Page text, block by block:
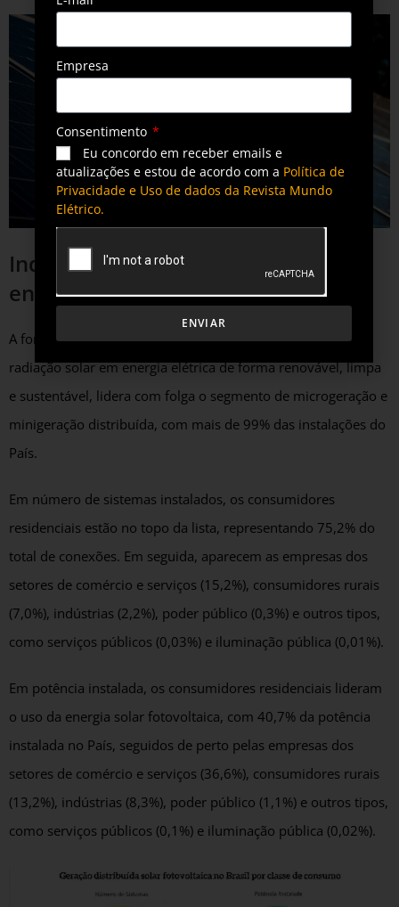
Indicadores da geração própria de
energia solar
A fonte solar fotovoltaica, baseada na conversão direta da
radiação solar em energia elétrica de forma renovável, limpa
e sustentável, lidera com folga o segmento de microgeração e
minigeração distribuída, com mais de 99% das instalações do
País.
Em número de sistemas instalados, os consumidores
residenciais estão no topo da lista, representando 75,2% do
total de conexões. Em seguida, aparecem as empresas dos
setores de comércio e serviços (15,2%), consumidores rurais
(7,0%), indústrias (2,2%), poder público (0,3%) e outros tipos,
como serviços públicos (0,03%) e iluminação pública (0,01%).
Em potência instalada, os consumidores residenciais lideram
o uso da energia solar fotovoltaica, com 40,7% da potência
instalada no País, seguidos de perto pelas empresas dos
setores de comércio e serviços (36,6%), consumidores rurais
(13,2%), indústrias (8,3%), poder público (1,1%) e outros tipos,
como serviços públicos (0,1%) e iluminação pública (0,02%).
Empresa
Consentimento
Eu concordo em receber emails e
atualizações e estou de acordo com a Política de
Privacidade e Uso de dados da Revista Mundo
Elétrico.
ENVIAR